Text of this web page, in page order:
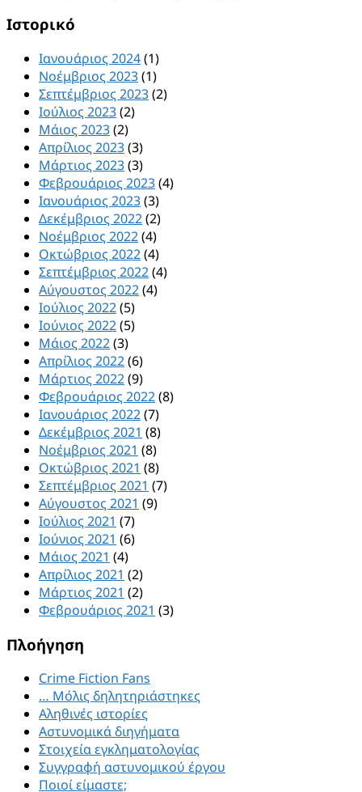
Ιστορικό
Ιανουάριος 2024(1)
Νοέμβριος 2023(1)
Σεπτέμβριος 2023(2)
Ιούλιος 2023(2)
Μάιος 2023(2)
Απρίλιος 2023(3)
Μάρτιος 2023(3)
Φεβρουάριος 2023(4)
Ιανουάριος 2023(3)
Δεκέμβριος 2022(2)
Νοέμβριος 2022(4)
Οκτώβριος 2022(4)
Σεπτέμβριος 2022(4)
Αύγουστος 2022(4)
Ιούλιος 2022(5)
Ιούνιος 2022(5)
Μάιος 2022(3)
Απρίλιος 2022(6)
Μάρτιος 2022(9)
Φεβρουάριος 2022(8)
Ιανουάριος 2022(7)
Δεκέμβριος 2021 (8)
Νοέμβριος 2021 (8)
Οκτώβριος 2021 (8)
Σεπτέμβριος 2021 (7)
Αύγουστος 2021 (9)
Ιούλιος 2021 (7)
Ιούνιος 2021 (6)
Μάιος 2021 (4)
Απρίλιος 2021 (2)
Μάρτιος 2021 (2)
Φεβρουάριος 2021 (3)
Πλοήγηση
Crime Fiction Fans
… Μόλις δηλητηριάστηκες
Αληθινές ιστορίες
Αστυνομικά διηγήματα
Στοιχεία εγκληματολογίας
Συγγραφή αστυνομικού έργου
Ποιοί είμαστε;